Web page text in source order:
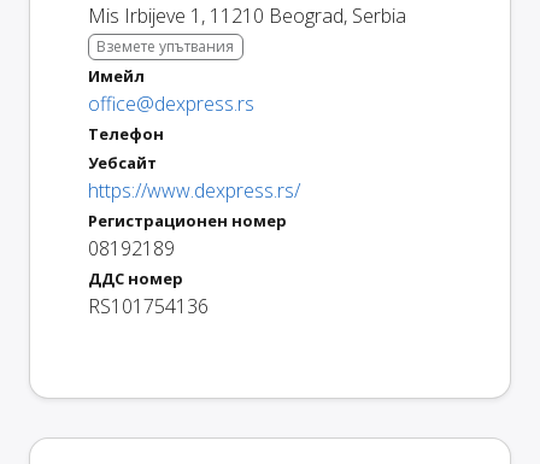
Mis Irbijeve 1 , 11210 Beograd, Serbia
Вземете упътвания
Имейл
office@dexpress.rs
Телефон
Уебсайт
https://www.dexpress.rs/
Регистрационен номер
08192189
ДДС номер
RS101754136